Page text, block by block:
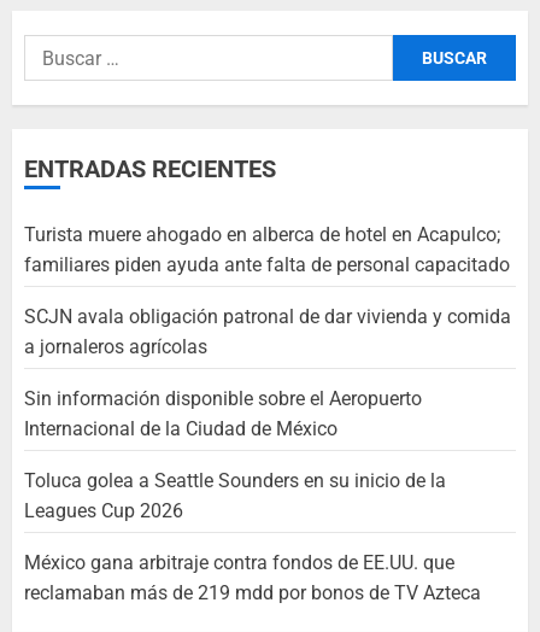
ENTRADAS RECIENTES
Turista muere ahogado en alberca de hotel en Acapulco;
familiares piden ayuda ante falta de personal capacitado
SCJN avala obligación patronal de dar vivienda y comida
a jornaleros agrícolas
Sin información disponible sobre el Aeropuerto
Internacional de la Ciudad de México
Toluca golea a Seattle Sounders en su inicio de la
Leagues Cup 2026
México gana arbitraje contra fondos de EE.UU. que
reclamaban más de 219 mdd por bonos de TV Azteca